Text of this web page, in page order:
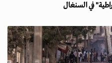
في السنغال